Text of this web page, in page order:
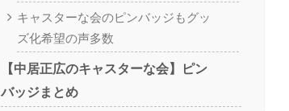
キャスターな会のピンバッジもグッ
ズ化希望の声多数
【中居正広のキャスターな会】ピン
バッジまとめ